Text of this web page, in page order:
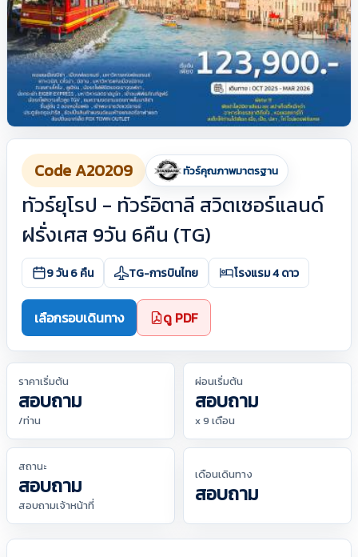
Code A20209 ทัวร์คุณภาพมาตรฐาน
ทัวร์ยุโรป - ทัวร์อิตาลี สวิตเซอร์แลนด์
ฝรั่งเศส 9วัน 6คืน (TG)
9 วัน 6 คืน TG-การบินไทย โรงแรม 4 ดาว
เลือกรอบเดินทาง ดู PDF
ราคาเริ่มต้น
สอบถาม
/ท่าน
ผ่อนเริ่มต้น
สอบถาม
x 9 เดือน
สถานะ
สอบถาม
สอบถามเจ้าหน้าที่
เดือนเดินทาง
สอบถาม